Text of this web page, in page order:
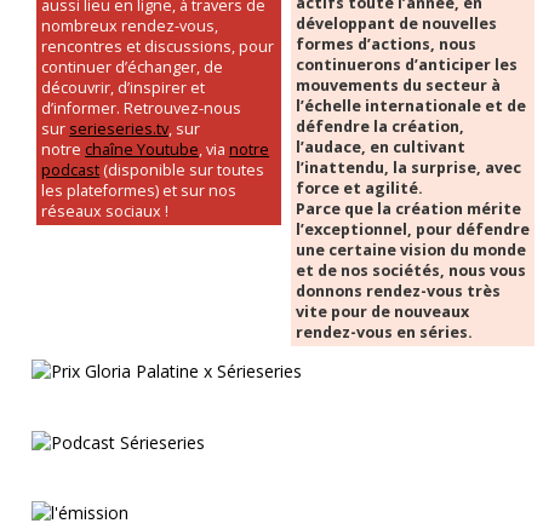
aussi lieu en ligne, à travers de
nombreux rendez-vous,
rencontres et discussions, pour
continuer d’échanger, de
découvrir, d’inspirer et
d’informer. Retrouvez-nous
sur serieseries.tv, sur
notre chaîne Youtube, vianotre
podcast (disponible sur toutes
les plateformes) et sur nos
réseaux sociaux !
développant de nouvelles
formes d’actions, nous
continuerons d’anticiper les
mouvements du secteur à
l’échelle internationale et de
défendre la création,
l’audace, en cultivant
l’inattendu, la surprise, avec
force et agilité.
Parce que la création mérite
l’exceptionnel, pour défendre
une certaine vision du monde
et de nos sociétés, nous vous
donnons rendez-vous très
vite pour de nouveaux
rendez-vous en séries.